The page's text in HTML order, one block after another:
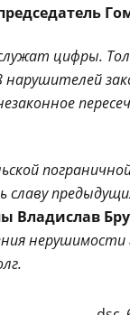
цифры.
Владислав
нерушимости